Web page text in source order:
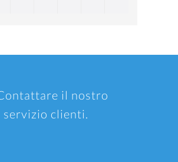
il nostro
servizio clienti.